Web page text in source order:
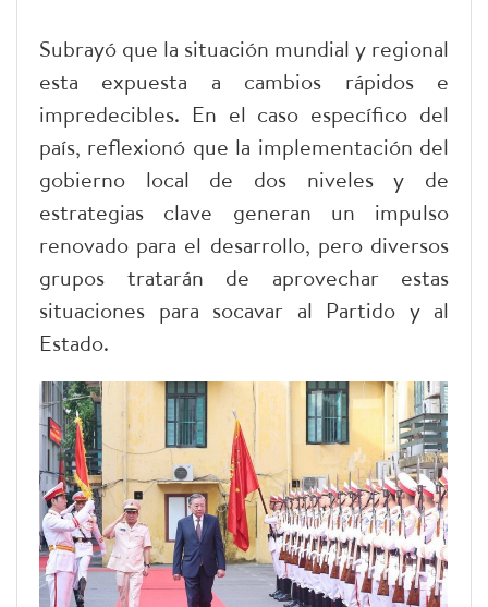
Subrayó que la situación mundial y regional
esta expuesta a cambios rápidos e
impredecibles. En el caso específico del
país, reflexionó que la implementación del
gobierno local de dos niveles y de
estrategias clave generan un impulso
renovado para el desarrollo, pero diversos
grupos tratarán de aprovechar estas
situaciones para socavar al Partido y al
Estado.